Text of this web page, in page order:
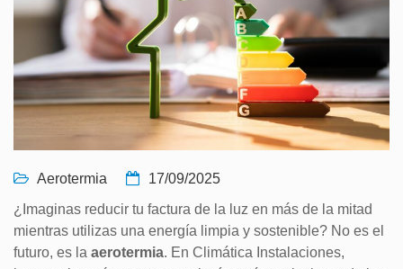
Aerotermia
17/09/2025
¿Imaginas reducir tu factura de la luz en más de la mitad
mientras utilizas una energía limpia y sostenible? No es el
futuro, es la aerotermia. En Climática Instalaciones,